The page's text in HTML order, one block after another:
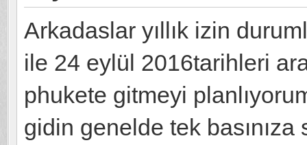
Arkadaslar yıllık izin
ile 24 eylül 2016tarihleri
phukete gitmeyi
gidin genelde tek basınıza